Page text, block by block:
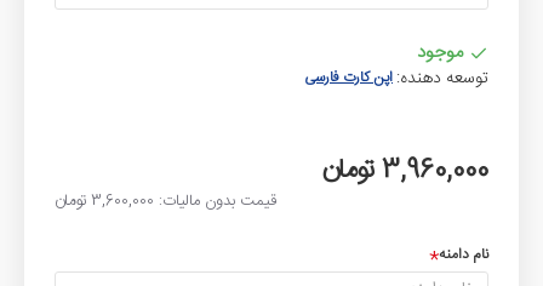
موجود
توسعه دهنده: اپن کارت فارسی
3,960,000 تومان
قیمت بدون مالیات: 3,600,000 تومان
نام دامنه